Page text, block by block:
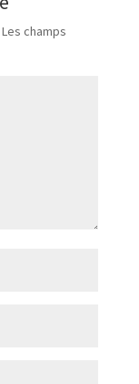
Les champs